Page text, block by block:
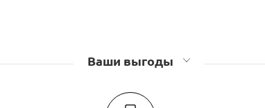
Ваши выгоды